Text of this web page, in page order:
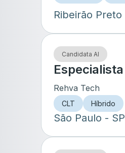
Ribeirão Preto
Candidata AI
Rehva Tech
CLT Híbrido
São Paulo - SP